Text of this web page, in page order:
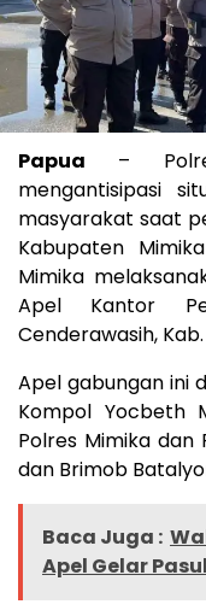
Papua –
mengantisipasi
masyarakat saat
Kabupaten
Mimika
Apel Kantor
Cenderawasih,
Apel gabungan ini
Kompol Yocbeth
Polres Mimika dan
dan Brimob
Baca Juga :
Apel Gelar